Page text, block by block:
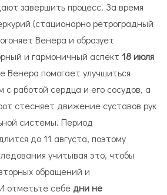
завершить процесс. За время
(стационарно ретроградный
Венера и образует
и гармоничный аспект 18 июля
Венера помогает улучшиться
с работой сердца и его сосудов, а
стесняет движение суставов рук
системы. Период
до 11 августа, поэтому
учитывая это, чтобы
обращений и
отметьте себедни не